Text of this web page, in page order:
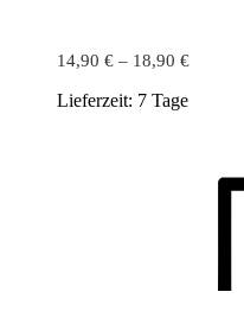
14,90 € – 18,90 €
Lieferzeit: 7 Tage